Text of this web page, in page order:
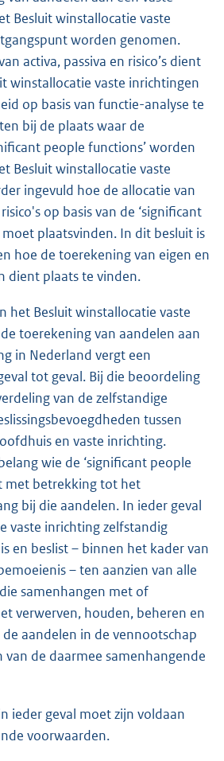
Besluit winstallocatie vaste
worden genomen.
activa, passiva en risico’s dient
winstallocatie vaste inrichtingen
op basis van functie-analyse te
bij de plaats waar de
people functions’ worden
Besluit winstallocatie vaste
ingevuld hoe de allocatie van
op basis van de ‘significant
moet plaatsvinden. In dit besluit is
hoe de toerekening van eigen en
dient plaats te vinden.
het Besluit winstallocatie vaste
toerekening van aandelen aan
in Nederland vergt een
tot geval. Bij die beoordeling
van de zelfstandige
tussen
en vaste inrichting.
wie de ‘significant people
met betrekking tot het
bij die aandelen. In ieder geval
vaste inrichting zelfstandig
en beslist – binnen het kader van
– ten aanzien van alle
samenhangen met of
verwerven, houden, beheren en
aandelen in de vennootschap
de daarmee samenhangende
ieder geval moet zijn voldaan
voorwaarden.